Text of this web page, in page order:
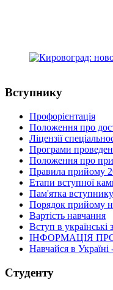
Вступнику
Профорієнтація
Положення про
Ліцензії
Програми
Положення про
Правила прийому
Етапи вступної
Пам'ятка вступнику
Порядок прийому
Вартість навчання
Вступ в
ІНФОРМАЦІЯ
Навчайся в Україні
Студенту